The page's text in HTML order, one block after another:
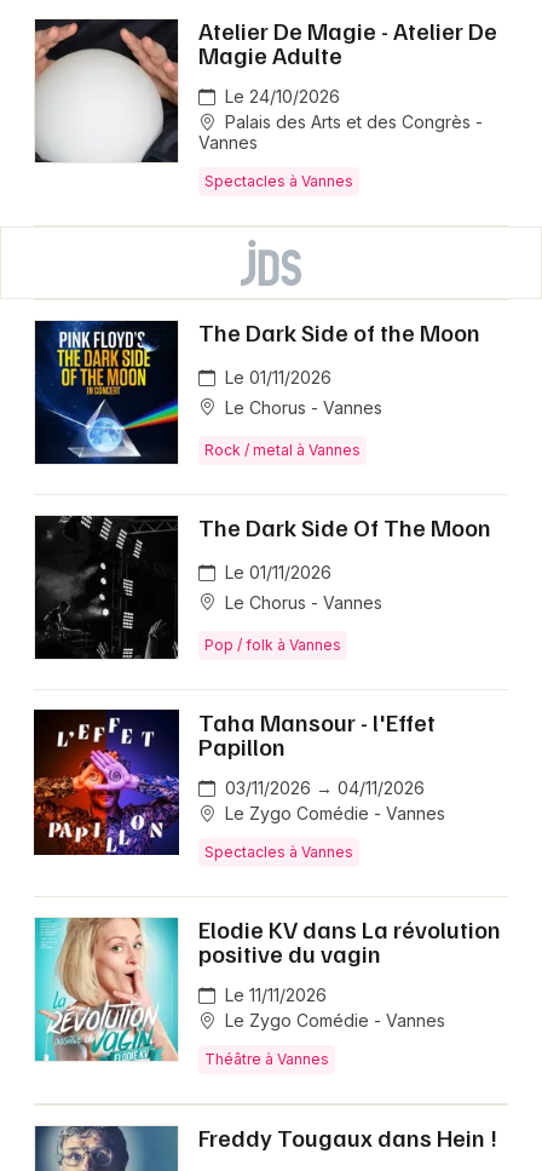
Atelier De Magie - Atelier De
Magie Adulte
Le 24/10/2026
Palais des Arts et des Congrès -
Vannes
Spectacles à Vannes
The Dark Side of the Moon
Le 01/11/2026
Le Chorus - Vannes
Rock / metal à Vannes
The Dark Side Of The Moon
Le 01/11/2026
Le Chorus - Vannes
Pop / folk à Vannes
Taha Mansour - l'Effet
Papillon
03/11/2026 → 04/11/2026
Le Zygo Comédie - Vannes
Spectacles à Vannes
Elodie KV dans La révolution
positive du vagin
Le 11/11/2026
Le Zygo Comédie - Vannes
Théâtre à Vannes
Freddy Tougaux dans Hein !